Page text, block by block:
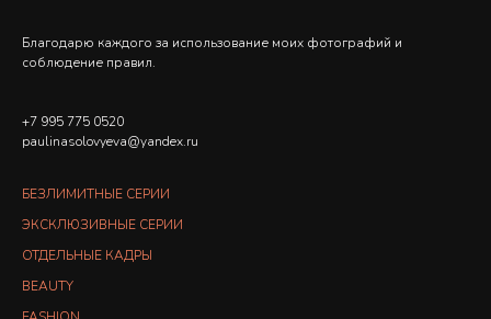
Благодарю каждого за использование моих фотографий и
соблюдение правил.
+7 995 775 0520
paulinasolovyeva@yandex.ru
БЕЗЛИМИТНЫЕ СЕРИИ
ЭКСКЛЮЗИВНЫЕ СЕРИИ
ОТДЕЛЬНЫЕ КАДРЫ
BEAUTY